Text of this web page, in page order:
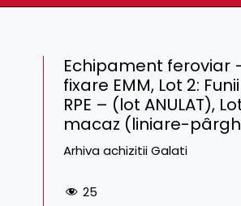
Echipament feroviar
fixare EMM, Lot 2:
RPE – (lot ANULAT),
macaz (liniare-
Arhiva achizitii Galati
25